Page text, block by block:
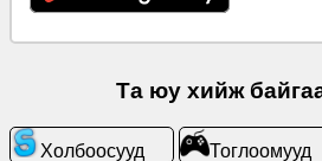
хайх
Та юу хийж
Холбоосууд Тоглоомууд